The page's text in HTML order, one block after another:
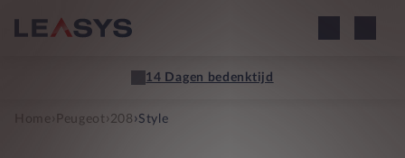
14 Dagen bedenktijd
Home Peugeot › 208 ›Style